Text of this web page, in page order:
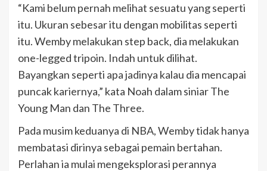
“Kami belum pernah melihat sesuatu yang seperti
itu. Ukuran sebesar itu dengan mobilitas seperti
itu. Wemby melakukan step back, dia melakukan
one-legged tripoin. Indah untuk dilihat.
Bayangkan seperti apa jadinya kalau dia mencapai
puncak kariernya,” kata Noah dalam siniar The
Young Man dan The Three.
Pada musim keduanya di NBA, Wemby tidak hanya
membatasi dirinya sebagai pemain bertahan.
Perlahan ia mulai mengeksplorasi perannya